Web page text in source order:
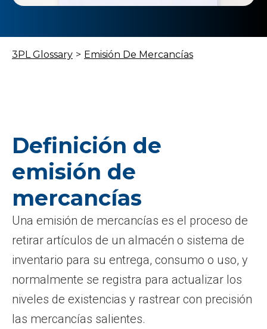
3PL Glossary > Emisión De Mercancías
Definición de
emisión de
mercancías
Una emisión de mercancías es el proceso de
retirar artículos de un almacén o sistema de
inventario para su entrega, consumo o uso, y
normalmente se registra para actualizar los
niveles de existencias y rastrear con precisión
las mercancías salientes.